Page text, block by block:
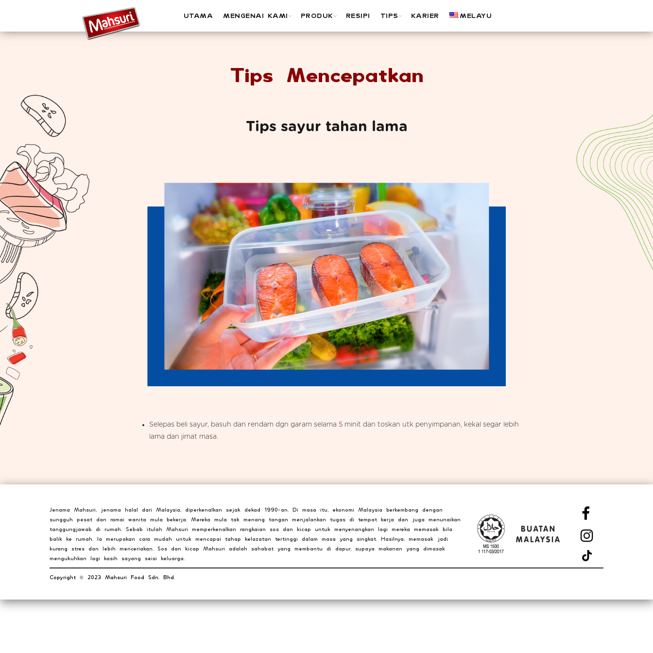
UTAMA MENGENAI KAMI PRODUK RESIPI TIPS KARIER MELAYU
Tips Mencepatkan
Tips sayur tahan lama
Selepas beli sayur, basuh dan rendam dgn garam selama 5 minit dan toskan utk penyimpanan, kekal segar lebih
lama dan jimat masa.
Jenama Mahsuri, jenama halal dari Malaysia, diperkenalkan sejak dekad 1990-an. Di masa itu, ekonomi Malaysia berkembang dengan
sungguh pesat dan ramai wanita mula bekerja. Mereka mula tak menang tangan menjalankan tugas di tempat kerja dan juga menunaikan
tanggungjawab di rumah. Sebab itulah Mahsuri memperkenalkan rangkaian sos dan kicap untuk menyenangkan lagi mereka memasak bila
balik ke rumah. Ia merupakan cara mudah untuk mencapai tahap kelazatan tertinggi dalam masa yang singkat. Hasilnya, memasak jadi
kurang stres dan lebih menceriakan. Sos dan kicap Mahsuri adalah sahabat yang membantu di dapur, supaya makanan yang dimasak
mengukuhkan lagi kasih sayang seisi keluarga.
Copyright ©️ 2023 Mahsuri Food Sdn. Bhd.